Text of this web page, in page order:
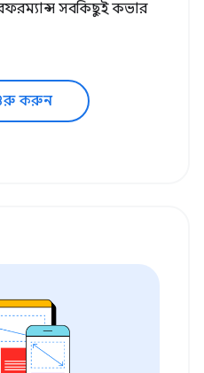
সবকিছুই কভার
করুন